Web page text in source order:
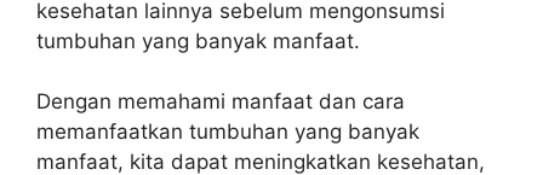
kesehatan lainnya sebelum mengonsumsi
tumbuhan yang banyak manfaat.
Dengan memahami manfaat dan cara
memanfaatkan tumbuhan yang banyak
manfaat, kita dapat meningkatkan kesehatan,